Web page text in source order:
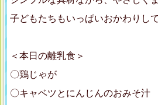
子どもたちもいっぱいおかわりし
＜本日の離乳食＞
〇鶏じゃが
〇キャベツとにんじんのおみそ汁